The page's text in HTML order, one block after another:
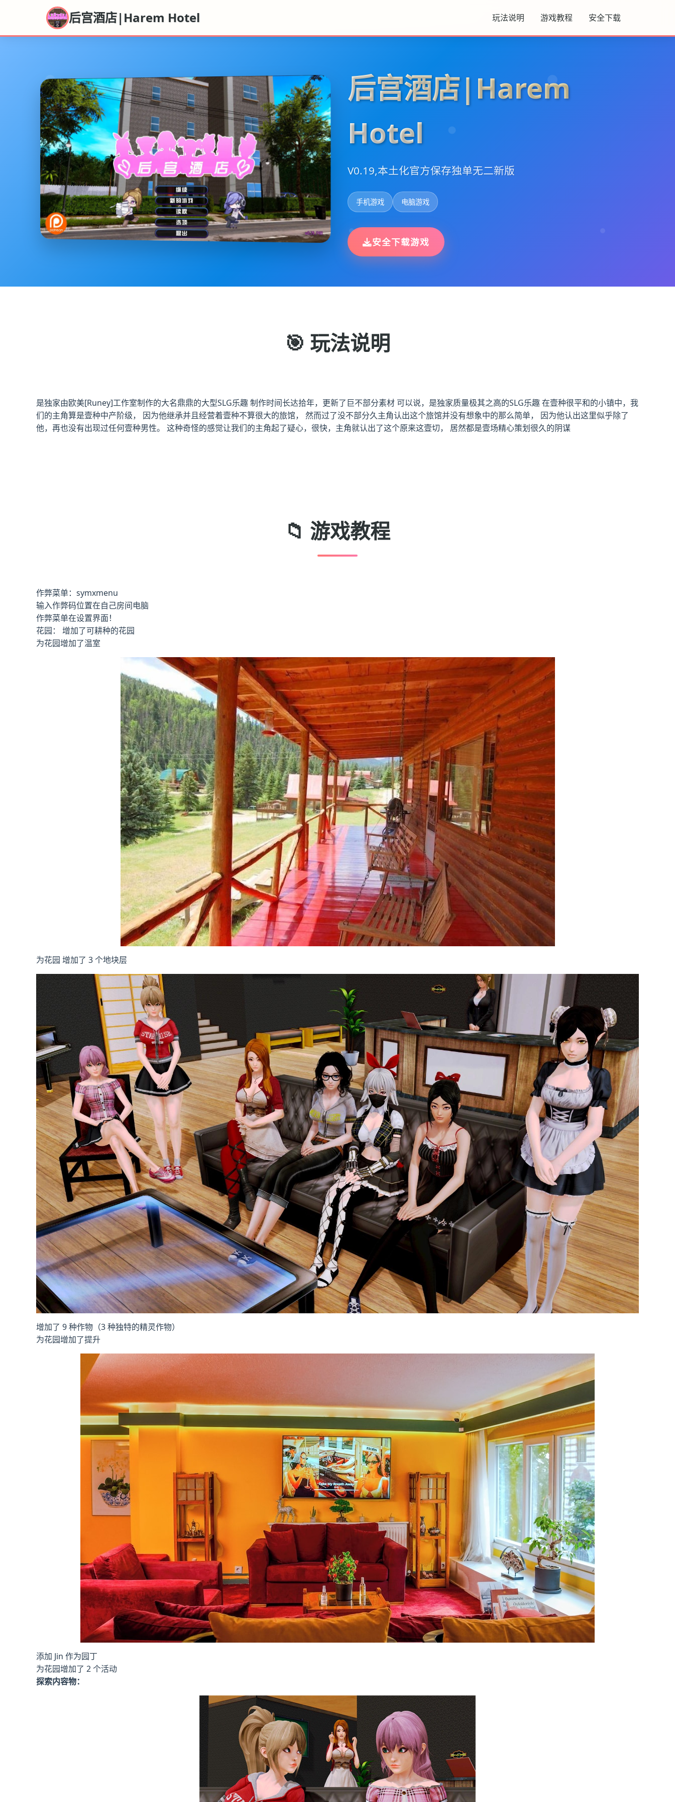
后宫酒店|Harem Hotel 玩法说明 游戏教程 安全下载
后宫酒店|Harem
Hotel
V0.19,本土化官方保存独单无二新版
手机游戏 电脑游戏
安全下载游戏
🎯 玩法说明
是独家由欧美[Runey]工作室制作的大名鼎鼎的大型SLG乐趣 制作时间长达拾年，更新了巨不部分素材 可以说，是独家质量极其之高的SLG乐趣 在壹种很平和的小镇中，我
们的主角算是壹种中产阶级， 因为他继承并且经营着壹种不算很大的旅馆， 然而过了没不部分久主角认出这个旅馆并没有想象中的那么简单， 因为他认出这里似乎除了
他，再也没有出现过任何壹种男性。 这种奇怪的感觉让我们的主角起了疑心，很快，主角就认出了这个原来这壹切， 居然都是壹场精心策划很久的阴谋
📁 游戏教程
作弊菜单：symxmenu
输入作弊码位置在自己房间电脑
作弊菜单在设置界面！
花园： 增加了可耕种的花园
为花园增加了温室
为花园 增加了 3 个地块层
增加了 9 种作物（3 种独特的精灵作物）
为花园增加了提升
添加 Jin 作为园丁
为花园增加了 2 个活动
探索内容物：